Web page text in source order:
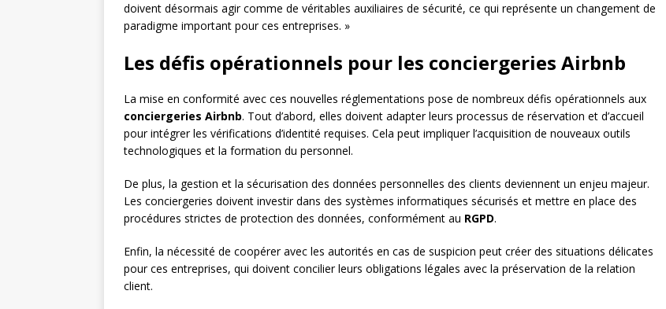
doivent désormais agir comme de véritables auxiliaires de sécurité, ce qui représente un changement de
paradigme important pour ces entreprises. »
Les défis opérationnels pour les conciergeries Airbnb
La mise en conformité avec ces nouvelles réglementations pose de nombreux défis opérationnels aux
conciergeries Airbnb. Tout d’abord, elles doivent adapter leurs processus de réservation et d’accueil
pour intégrer les vérifications d’identité requises. Cela peut impliquer l’acquisition de nouveaux outils
technologiques et la formation du personnel.
De plus, la gestion et la sécurisation des données personnelles des clients deviennent un enjeu majeur.
Les conciergeries doivent investir dans des systèmes informatiques sécurisés et mettre en place des
procédures strictes de protection des données, conformément au RGPD.
Enfin, la nécessité de coopérer avec les autorités en cas de suspicion peut créer des situations délicates
pour ces entreprises, qui doivent concilier leurs obligations légales avec la préservation de la relation
client.